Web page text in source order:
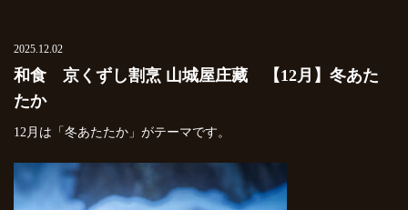
2025.12.02
和食 京くずし割烹 山城屋庄藏 【12月】冬あた
たか
12月は「冬あたたか」がテーマです。